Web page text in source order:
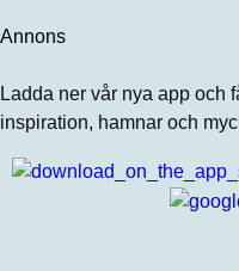
Annons
Ladda ner vår nya app och
inspiration, hamnar och